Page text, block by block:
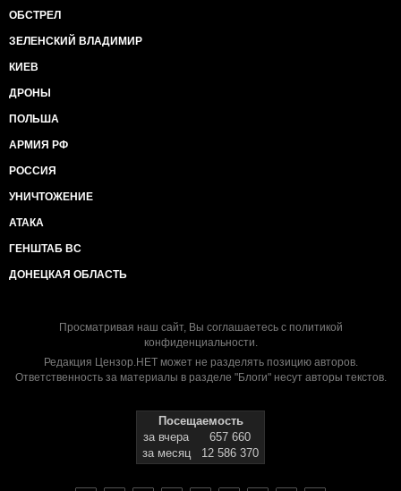
ОБСТРЕЛ
ЗЕЛЕНСКИЙ ВЛАДИМИР
КИЕВ
ДРОНЫ
ПОЛЬША
АРМИЯ РФ
РОССИЯ
УНИЧТОЖЕНИЕ
АТАКА
ГЕНШТАБ ВС
ДОНЕЦКАЯ ОБЛАСТЬ
Просматривая наш сайт, Вы соглашаетесь с политикой
конфиденциальности.
Редакция Цензор.НЕТ может не разделять позицию авторов.
Ответственность за материалы в разделе "Блоги" несут авторы текстов.
Посещаемость
за вчера
657 660
за месяц
12 586 370